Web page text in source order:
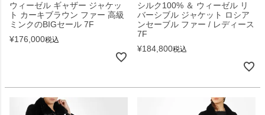
ウィーゼル ギャザー ジャケッ
ト カーキブラウン ファー 高級
ミンクのBIGセール 7F
¥176,000税込
シルク100% ＆ ウィーゼル リ
バーシブル ジャケット ロシア
ンセーブル ファー / レディース
7F
¥184,800税込